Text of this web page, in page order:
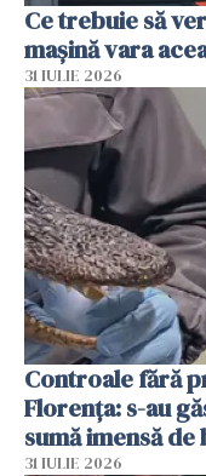
Ce trebuie să
mașină vara
31 IULIE 2026
Controale fără
Florența: s-au
sumă imensă de
31 IULIE 2026